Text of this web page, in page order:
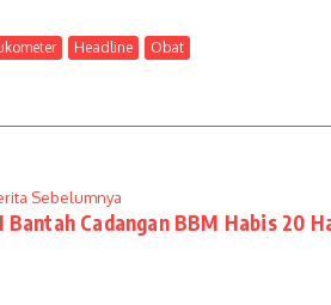
Headline Obat
Sebelumnya
Bantah Cadangan BBM Habis 20